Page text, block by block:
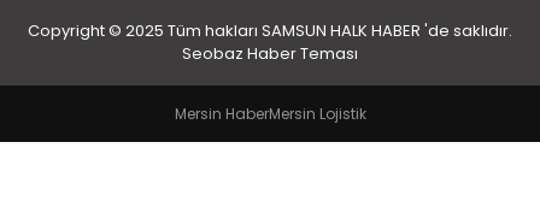
Copyright © 2025 Tüm hakları SAMSUN HALK HABER 'de saklıdır.
Seobaz Haber Teması
Mersin HaberMersin Lojistik